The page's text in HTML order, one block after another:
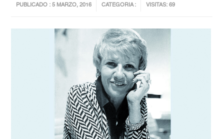
PUBLICADO : 5 MARZO, 2016 CATEGORIA : VISITAS: 69